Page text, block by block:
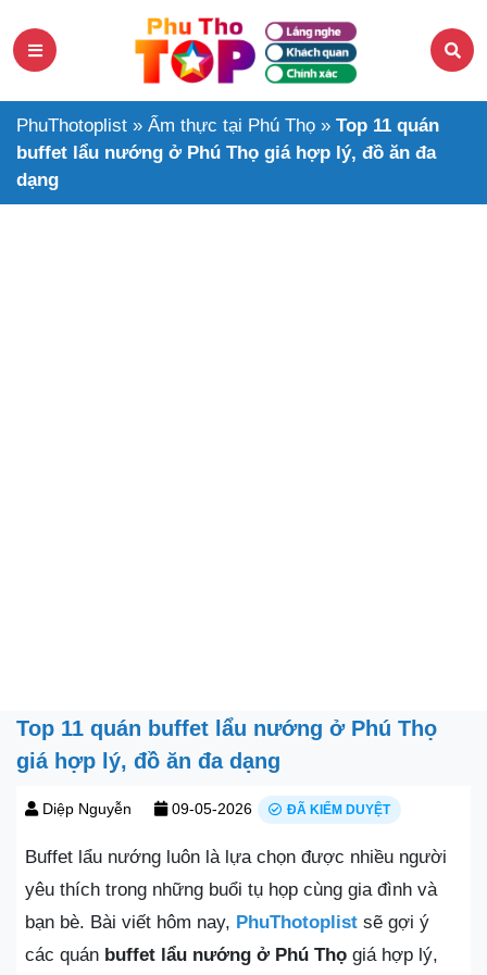
PhuThotoplist » Ẩm thực tại Phú Thọ » Top 11 quán
buffet lẩu nướng ở Phú Thọ giá hợp lý, đồ ăn đa
dạng
Top 11 quán buffet lẩu nướng ở Phú Thọ
giá hợp lý, đồ ăn đa dạng
Diệp Nguyễn 09-05-2026 ĐÃ KIỂM DUYỆT
Buffet lẩu nướng luôn là lựa chọn được nhiều người
yêu thích trong những buổi tụ họp cùng gia đình và
bạn bè. Bài viết hôm nay, PhuThotoplist sẽ gợi ý
các quán buffet lẩu nướng ở Phú Thọ giá hợp lý,